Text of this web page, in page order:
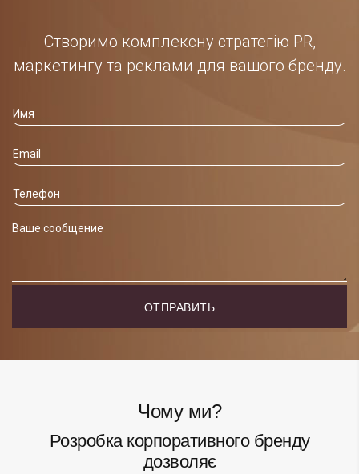
Створимо комплексну стратегію PR,
маркетингу та реклами для вашого бренду.
Чому ми?
Розробка корпоративного бренду
дозволяє